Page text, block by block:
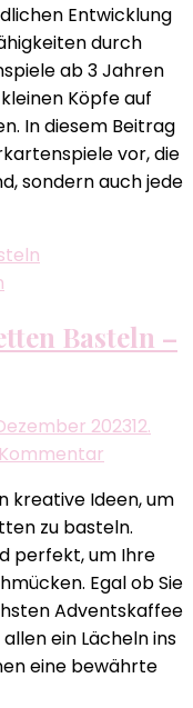
besten
für
kleine
Entdecker
ab
3
Entwicklung
durch
ab 3 Jahren
Köpfe auf
In diesem Beitrag
vor, die
sondern auch jede
Basteln –
202312.
Servietten
Basteln
–
Festliche
Ideen
kreative Ideen, um
zu basteln.
perfekt, um Ihre
Egal ob Sie
Adventskaffee
ein Lächeln ins
eine bewährte